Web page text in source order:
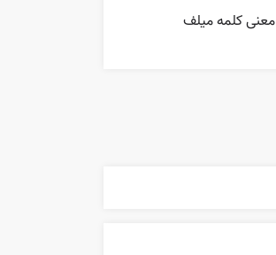
معنی کلمه میلف